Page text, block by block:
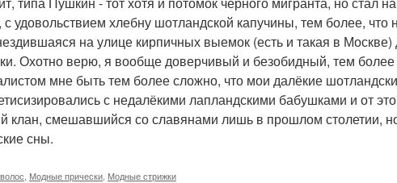
удовольствием хлебну шотландской капучины, тем более, что
на улице кирпичных выемок (есть и такая в
Охотно верю, я вообще доверчивый и безобидный, тем
мне быть тем более сложно, что мои далёкие
с недалёкими лапландскими бабушками и от
клан, смешавшийся со славянами лишь в прошлом столетии,
сны.
Модные прически Модные стрижки